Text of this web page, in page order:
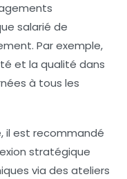
salarié de
Par exemple,
et la qualité dans
à tous les
il est recommandé
stratégique
via des ateliers